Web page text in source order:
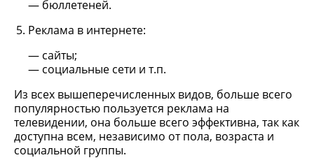
бюллетеней.
Реклама в интернете:
сайты;
социальные сети и т.п.
Из всех вышеперечисленных видов, больше всего
популярностью пользуется реклама на
телевидении, она больше всего эффективна, так как
доступна всем, независимо от пола, возраста и
социальной группы.